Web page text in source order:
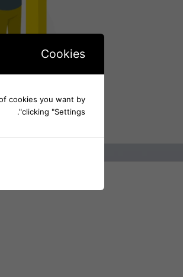
Cookies
cookies you want by
clicking "Settings".